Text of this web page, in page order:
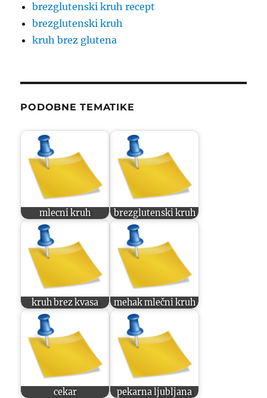
brezglutenski kruh recept
brezglutenski kruh
kruh brez glutena
PODOBNE TEMATIKE
mlecni kruh brezglutenski kruh
kruh brez kvasa mehak mlečni kruh
cekar pekarna ljubljana